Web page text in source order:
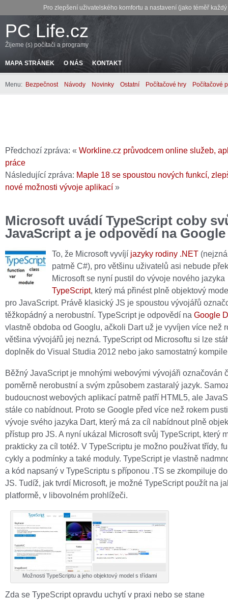
Pro zlepšení uživatelského komfortu a nastavení (jako téměř
PC Life.cz
Žijeme (s) počítači a programy
MAPA STRÁNEK O NÁS KONTAKT
Menu: Bezpečnost Návody Novinky Ostatní Počítačové hry Počítačové
Předchozí zpráva: « Workline.cz průvodcem online služeb,
práce
Následující zpráva: Maple 18 se spoustou nových funkcí,
nové možnosti vývoje aplikací»
Microsoft uvádí TypeScript coby
JavaScript a je odpovědí na
To, že Microsoft vyvíjíjazyky rodiny .NET
patrně C#), pro většinu uživatelů asi nebude
Microsoft se nyní pustil do vývoje nového jazyka
TypeScript, který má přinést plně objektový
pro JavaScript. Právě klasický JS je spoustou vývojářů
těžkopádný a nerobustní. TypeScript je odpovědí na Google
vlastně obdoba od Googlu, ačkoli Dart už je vyvíjen více než
většina vývojářů jej nezná. TypeScript od Microsoftu si lze
doplněk do Visual Studia 2012 nebo jako samostatný
Běžný JavaScript je mnohými webovými vývojáři označován
poměrně nerobustní a svým způsobem zastaralý jazyk.
budoucnost webových aplikací patrně patří HTML5, ale
stále co nabídnout. Proto se Google před více než rokem
vývoje svého jazyka Dart, který má za cíl nabídnout plně
přístup pro JS. A nyní ukázal Microsoft svůj TypeScript, který
prakticky za cíl totéž. V TypeScriptu je možno používat třídy,
cykly a podmínky a také moduly. TypeScript je vlastně
a kód napsaný v TypeScriptu s příponou .TS se zkompiluje
JS. Tudíž, jak tvrdí Microsoft, je možné TypeScript použít na
platformě, v libovolném prohlížeči.
Možnosti TypeScriptu a jeho objektový model s třídami
Zda se TypeScript opravdu uchytí v praxi nebo se stane